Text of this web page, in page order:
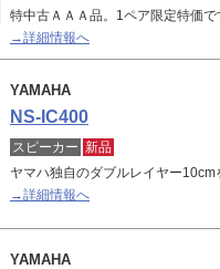
特中古ＡＡＡ品。1ペア限定特価
→詳細情報へ
YAMAHA
NS-IC400
スピーカー 新品
ヤマハ独自のダブルレイヤー
→詳細情報へ
YAMAHA